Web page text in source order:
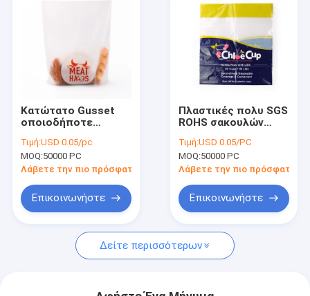
Γύρος εργοστασίων
Ζητήστε ένα απόσπασμα
Πολυ πλαστική τσάντα
Κατώτατο Gusset
οποιοδήποτε
συνήθειας χρώματος
CMYK τοποθετεί σε
σάκκο για το σπιτικό
Τιμή:USD 0.05/pc
MOQ:50000 PC
Λάβετε την πιο πρόσφατη τιμή
Επικοινωνήστε
Πλαστικές πολυ SGS
ROHS σακουλών
συσκευασίας ψωμιού
με το παράθυρο
Τιμή:USD 0.05/PC
MOQ:50000 PC
Λάβετε την πιο πρόσφατη
Επικοινωνήστε
Δείτε περισσότερων